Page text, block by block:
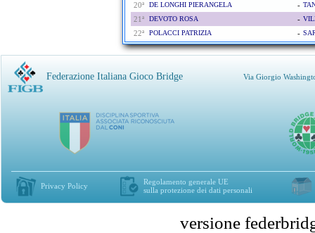
20ª DE LONGHI PIERANGELA -
21ª DEVOTO ROSA -
22ª POLACCI PATRIZIA -
Federazione Italiana Gioco Bridge Via Giorgio
Privacy Policy
Regolamento generale UE
sulla protezione dei dati personali
versione